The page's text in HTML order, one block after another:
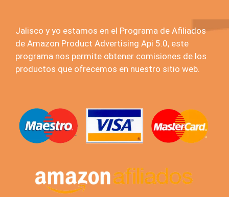
Jalisco y yo estamos en el Programa de Afiliados
de Amazon Product Advertising Api 5.0, este
programa nos permite obtener comisiones de los
productos que ofrecemos en nuestro sitio web.